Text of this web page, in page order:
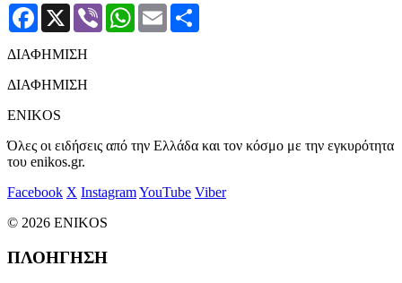
Facebook
X Viber WhatsApp
Email
ΔΙΑΦΗΜΙΣΗ
ΔΙΑΦΗΜΙΣΗ
ENIKOS
Όλες οι ειδήσεις από την Ελλάδα και τον κόσμο με την εγκυρότητα
του enikos.gr.
Facebook X InstagramYouTube Viber
© 2026 ENIKOS
ΠΛΟΗΓΗΣΗ